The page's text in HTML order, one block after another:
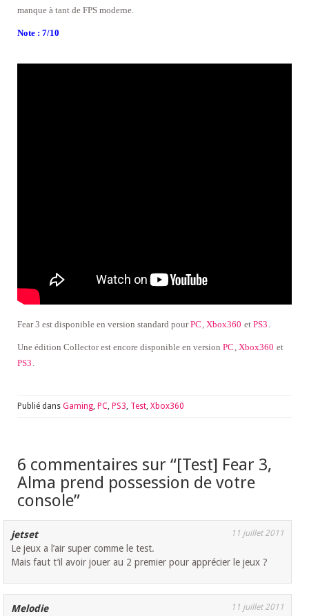
manque à tant de FPS moderne.
Note : 7/10
Fear 3 est disponible en version standard pourPC , Xbox360 et PS3 .
Une édition Collector est encore disponible en version PC , Xbox360 et
PS3 .
Publié dans Gaming, PC, PS3, Test, Xbox360
6 commentaires sur “[Test] Fear 3,
Alma prend possession de votre
console”
jetset 11 juillet 2011
Le jeux a l’air super comme le test.
Mais faut t’il avoir jouer au 2 premier pour apprécier le jeux ?
Melodie 11 juillet 2011